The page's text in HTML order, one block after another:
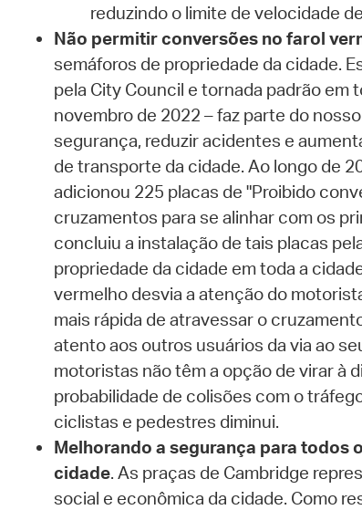
reduzindo o limite de velocidade
Não permitir conversões no farol
semáforos de propriedade da cidade.
pela City Council e tornada padrão em
novembro de 2022 – faz parte do
segurança, reduzir acidentes e
de transporte da cidade. Ao longo de
adicionou 225 placas de "Proibido
cruzamentos para se alinhar com os
concluiu a instalação de tais placas
propriedade da cidade em toda a
vermelho desvia a atenção do
mais rápida de atravessar o
atento aos outros usuários da via ao
motoristas não têm a opção de virar à
probabilidade de colisões com o
ciclistas e pedestres diminui.
Melhorando a segurança para todos
cidade. As praças de Cambridge
social e econômica da cidade. Como